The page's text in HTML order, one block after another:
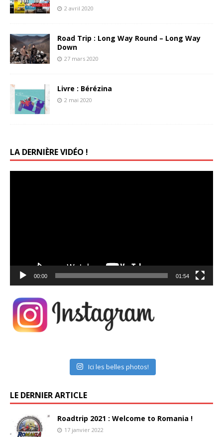
2 avril 2020
Road Trip : Long Way Round – Long Way
Down
27 mars 2020
Livre : Bérézina
2 mai 2020
LA DERNIÈRE VIDÉO !
00:00 01:54
Ici les belles photos!
LE DERNIER ARTICLE
Roadtrip 2021 : Welcome to Romania !
17 janvier 2022